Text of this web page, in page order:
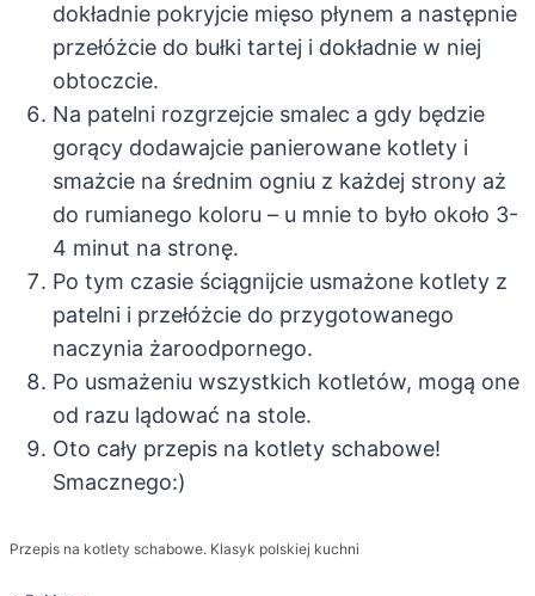
dokładnie pokryjcie mięso płynem a następnie
przełóżcie do bułki tartej i dokładnie w niej
obtoczcie.
Na patelni rozgrzejcie smalec a gdy będzie
gorący dodawajcie panierowane kotlety i
smażcie na średnim ogniu z każdej strony aż
do rumianego koloru – u mnie to było około 3-
4 minut na stronę.
Po tym czasie ściągnijcie usmażone kotlety z
patelni i przełóżcie do przygotowanego
naczynia żaroodpornego.
Po usmażeniu wszystkich kotletów, mogą one
od razu lądować na stole.
Oto cały przepis na kotlety schabowe!
Smacznego:)
Przepis na kotlety schabowe. Klasyk polskiej kuchni